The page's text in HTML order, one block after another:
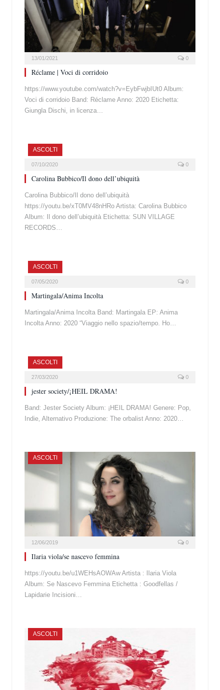
13/01/2021 0
Réclame | Voci di corridoio
https://www.youtube.com/watch?v=EybFwjbIUt0 Album:
Voci di corridoio Band: Réclame Anno: 2020 Etichetta:
Giungla Dischi, in licenza…
ASCOLTI
07/10/2020 0
Carolina Bubbico/Il dono dell’ubiquità
Carolina Bubbico/Il dono dell’ubiquità
https://youtu.be/xT0MV48nHRo Artista: Carolina Bubbico
Album: Il dono dell’ubiquità Etichetta: SUN VILLAGE
RECORDS…
ASCOLTI
07/05/2020 0
Martingala/Anima Incolta
Martingala/Anima Incolta Band: Martingala EP: Anima
Incolta Anno: 2020 “Viaggio nello spazio/tempo. Ho…
ASCOLTI
27/03/2020 0
jester society/¡HEIL DRAMA!
Band: Jester Society Album: ¡HEIL DRAMA! Genere: Pop,
Indie, Alternativo Produzione: The orbalist Anno: 2020…
ASCOLTI
12/06/2019 0
Ilaria viola/se nascevo femmina
https://youtu.be/u1WEHsAOWAw Artista : Ilaria Viola
Album: Se Nascevo Femmina Etichetta : Goodfellas /
Lapidarie Incisioni…
ASCOLTI